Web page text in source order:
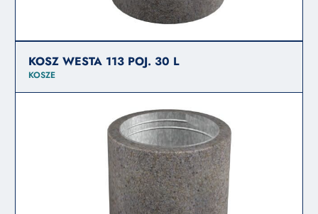
KOSZ WESTA 113 POJ. 30 L
KOSZE